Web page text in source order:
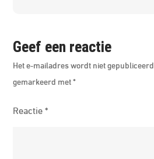
Geef een reactie
Het e-mailadres wordt niet gepubliceerd.
gemarkeerd met*
Reactie*